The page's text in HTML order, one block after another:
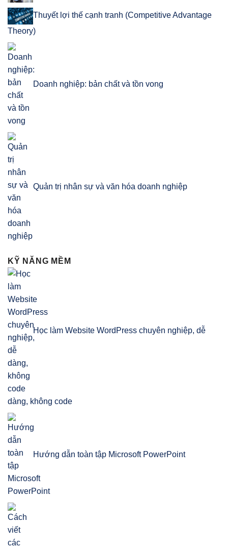
Thuyết lợi thế cạnh tranh (Competitive Advantage
Theory)
Doanh nghiệp: bản chất và tồn vong
Quản trị nhân sự và văn hóa doanh nghiệp
KỸ NĂNG MỀM
Học làm Website WordPress chuyên nghiệp, dễ
dàng, không code
Hướng dẫn toàn tập Microsoft PowerPoint